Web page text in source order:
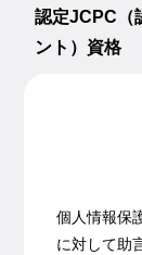
認定JCPC（
ント）資格
個人情報保
に対して助